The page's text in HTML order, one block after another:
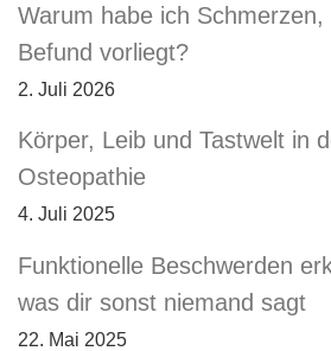
Warum habe ich Schmerzen,
Befund vorliegt?
2. Juli 2026
Körper, Leib und Tastwelt in
Osteopathie
4. Juli 2025
Funktionelle Beschwerden
was dir sonst niemand sagt
22. Mai 2025